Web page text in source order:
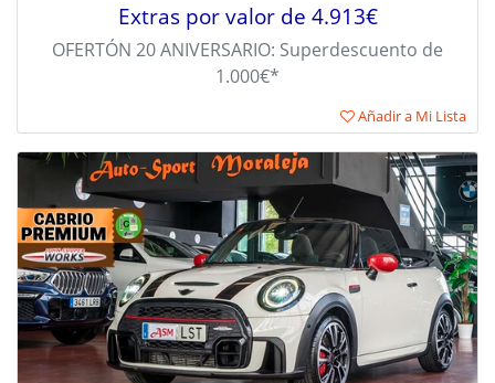
Extras por valor de 4.913€
OFERTÓN 20 ANIVERSARIO: Superdescuento de
1.000€*
Añadir a Mi Lista